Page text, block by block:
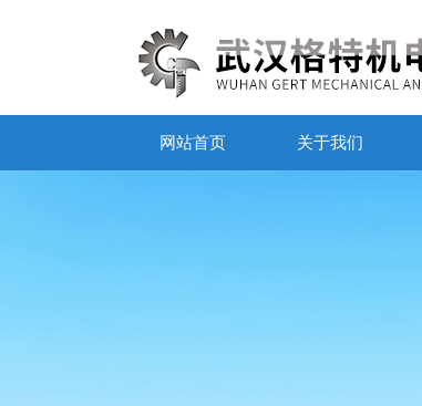
网站首页 关于我们